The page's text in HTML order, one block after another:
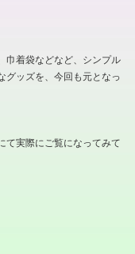
巾着袋などなど、シンプル
グッズを、今回も元となっ
て実際にご覧になってみて